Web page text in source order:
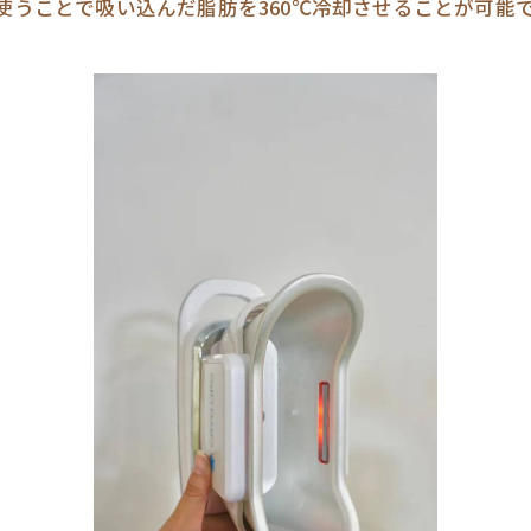
うことで吸い込んだ脂肪を360℃冷却させることが可能